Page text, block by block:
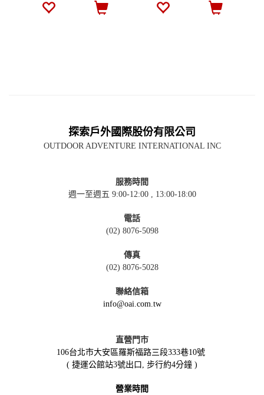
探索戶外國際股份有限公司
OUTDOOR ADVENTURE INTERNATIONAL INC
服務時間
週一至週五 9:00-12:00 , 13:00-18:00
電話
(02) 8076-5098
傳真
(02) 8076-5028
聯絡信箱
info@oai.com.tw
直營門市
106台北市大安區羅斯福路三段333巷10號
( 捷運公館站3號出口, 步行約4分鐘 )
營業時間